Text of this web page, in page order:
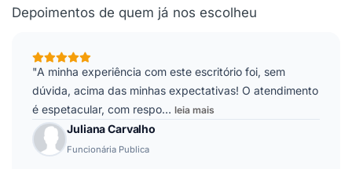
Depoimentos de quem já nos escolheu
"A minha experiência com este escritório foi, sem
dúvida, acima das minhas expectativas! O atendimento
é espetacular, com respo… leia mais
Juliana Carvalho
Funcionária Publica